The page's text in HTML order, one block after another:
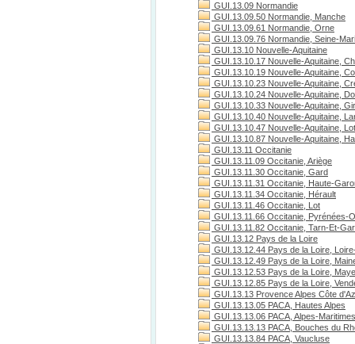
GUI.13.09 Normandie
GUI.13.09.50 Normandie, Manche
GUI.13.09.61 Normandie, Orne
GUI.13.09.76 Normandie, Seine-
GUI.13.10 Nouvelle-Aquitaine
GUI.13.10.17 Nouvelle-Aquitaine,
GUI.13.10.19 Nouvelle-Aquitaine,
GUI.13.10.23 Nouvelle-Aquitaine,
GUI.13.10.24 Nouvelle-Aquitaine,
GUI.13.10.33 Nouvelle-Aquitaine,
GUI.13.10.40 Nouvelle-Aquitaine,
GUI.13.10.47 Nouvelle-Aquitaine,
GUI.13.10.87 Nouvelle-Aquitaine,
GUI.13.11 Occitanie
GUI.13.11.09 Occitanie, Ariège
GUI.13.11.30 Occitanie, Gard
GUI.13.11.31 Occitanie, Haute-
GUI.13.11.34 Occitanie, Hérault
GUI.13.11.46 Occitanie, Lot
GUI.13.11.66 Occitanie, Pyrénées-
GUI.13.11.82 Occitanie, Tarn-Et-
GUI.13.12 Pays de la Loire
GUI.13.12.44 Pays de la Loire,
GUI.13.12.49 Pays de la Loire,
GUI.13.12.53 Pays de la Loire,
GUI.13.12.85 Pays de la Loire,
GUI.13.13 Provence Alpes Côte
GUI.13.13.05 PACA, Hautes Alpes
GUI.13.13.06 PACA, Alpes-Maritimes
GUI.13.13.13 PACA, Bouches du
GUI.13.13.84 PACA, Vaucluse